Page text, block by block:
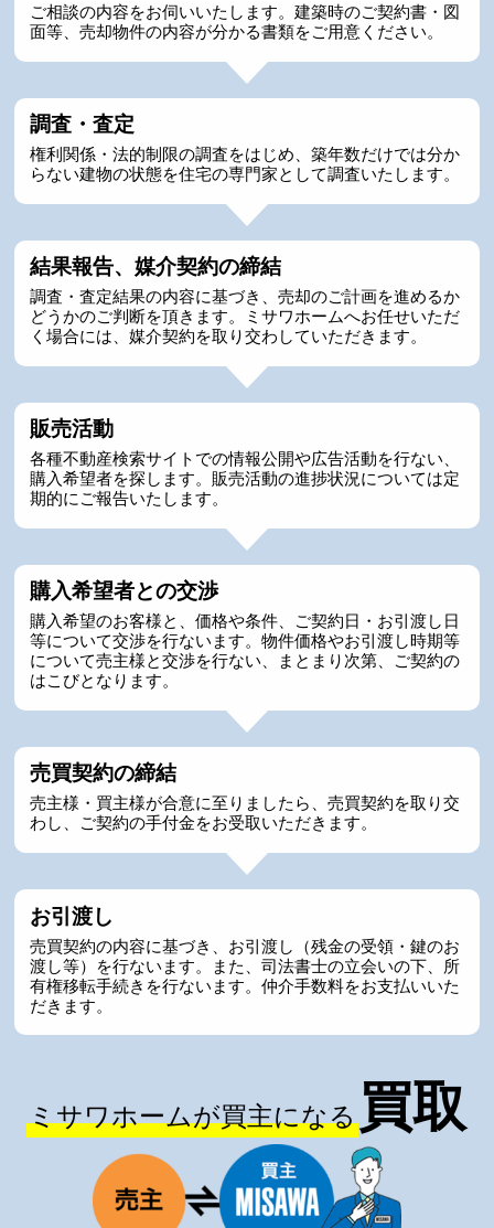
ご相談の内容をお伺いいたします。建築時のご契約書・図
面等、売却物件の内容が分かる書類をご用意ください。
調査・査定
権利関係・法的制限の調査をはじめ、築年数だけでは分か
らない建物の状態を住宅の専門家として調査いたします。
結果報告、媒介契約の締結
調査・査定結果の内容に基づき、売却のご計画を進めるか
どうかのご判断を頂きます。ミサワホームへお任せいただ
く場合には、媒介契約を取り交わしていただきます。
販売活動
各種不動産検索サイトでの情報公開や広告活動を行ない、
購入希望者を探します。販売活動の進捗状況については定
期的にご報告いたします。
購入希望者との交渉
購入希望のお客様と、価格や条件、ご契約日・お引渡し日
等について交渉を行ないます。物件価格やお引渡し時期等
について売主様と交渉を行ない、まとまり次第、ご契約の
はこびとなります。
売買契約の締結
売主様・買主様が合意に至りましたら、売買契約を取り交
わし、ご契約の手付金をお受取いただきます。
お引渡し
売買契約の内容に基づき、お引渡し（残金の受領・鍵のお
渡し等）を行ないます。また、司法書士の立会いの下、所
有権移転手続きを行ないます。仲介手数料をお支払いいた
だきます。
ミサワホームが買主になる 買取